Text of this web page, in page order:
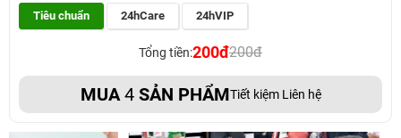
Tiêu chuẩn 24hCare 24hVIP
Tổng tiền:200đ200đ
MUA4SẢN PHẨMTiết kiệm Liên hệ